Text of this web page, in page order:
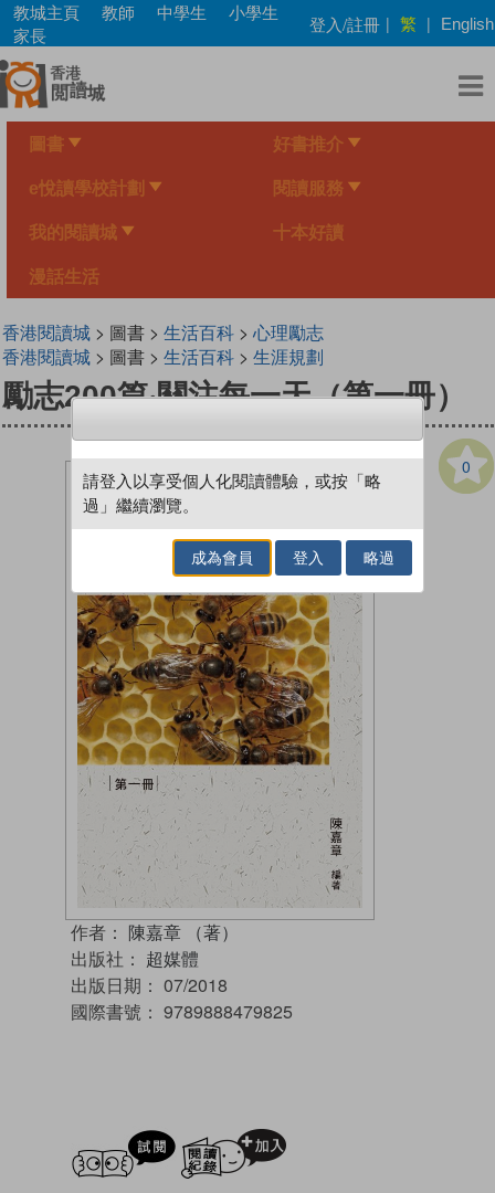
Skip
main
content
教城主頁 教師 中學生
小學生
家長
登入/註冊 | 繁 | English
圖書 好書推介
e悅讀學校計劃 閱讀服務
我的閱讀城 十本好讀
漫話生活
香港閱讀城> 圖書 > 生活百科> 心理勵志
香港閱讀城> 圖書 > 生活百科> 生涯規劃
勵志200篇‧關注每一天（第一冊）
0
作者： 陳嘉章 （著）
出版社： 超媒體
出版日期： 07/2018
國際書號： 9789888479825
試閲
請登入以享受個人化閱讀體驗，或按「略
過」繼續瀏覽。
成為會員 登入 略過